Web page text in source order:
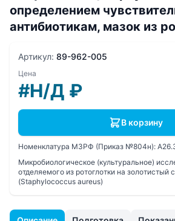
определением
антибиотикам, мазок из
Артикул: 89-962-005
Цена
#Н/Д ₽
В корзину
Номенклатура МЗРФ (Приказ №804н):
Микробиологическое (культуральное)
отделяемого из ротоглотки на золотистый
(Staphylococcus aureus)